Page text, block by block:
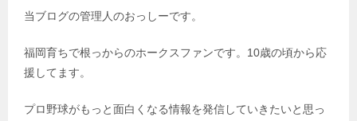
当ブログの管理人のおっしーです。
福岡育ちで根っからのホークスファンです。10歳の頃から応
援してます。
プロ野球がもっと面白くなる情報を発信していきたいと思っ